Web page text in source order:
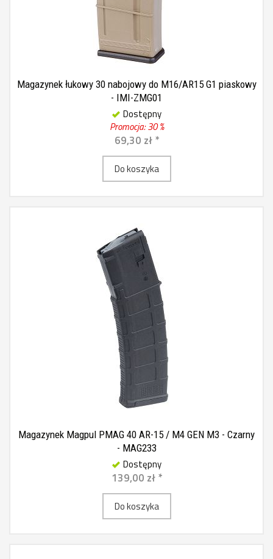
Magazynek łukowy 30 nabojowy do M16/AR15 G1 piaskowy
- IMI-ZMG01
Dostępny
Promocja: 30 %
69,30 zł *
Do koszyka
Magazynek Magpul PMAG 40 AR-15 / M4 GEN M3 - Czarny
- MAG233
Dostępny
139,00 zł *
Do koszyka